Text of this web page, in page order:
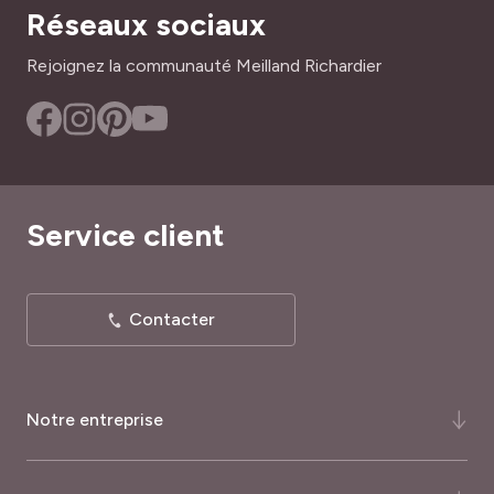
Réseaux sociaux
Rejoignez la communauté Meilland Richardier
Notre entreprise
Service client
Contacter